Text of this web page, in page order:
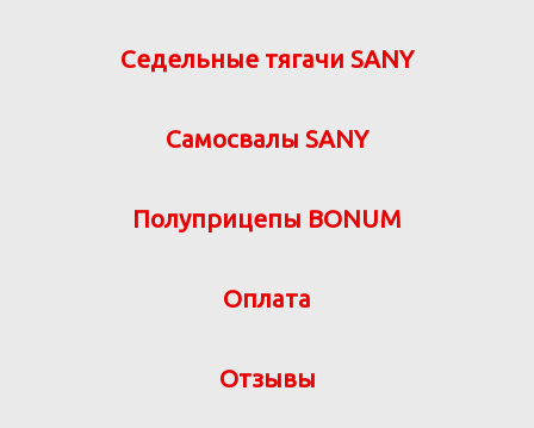
Седельные тягачи SANY
Самосвалы SANY
Полуприцепы BONUM
Оплата
Отзывы